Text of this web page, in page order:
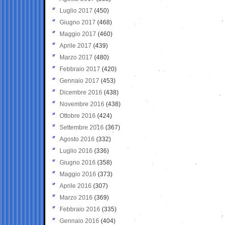
Luglio 2017 (450)
Giugno 2017 (468)
Maggio 2017 (460)
Aprile 2017 (439)
Marzo 2017 (480)
Febbraio 2017 (420)
Gennaio 2017 (453)
Dicembre 2016 (438)
Novembre 2016 (438)
Ottobre 2016 (424)
Settembre 2016 (367)
Agosto 2016 (332)
Luglio 2016 (336)
Giugno 2016 (358)
Maggio 2016 (373)
Aprile 2016 (307)
Marzo 2016 (369)
Febbraio 2016 (335)
Gennaio 2016 (404)